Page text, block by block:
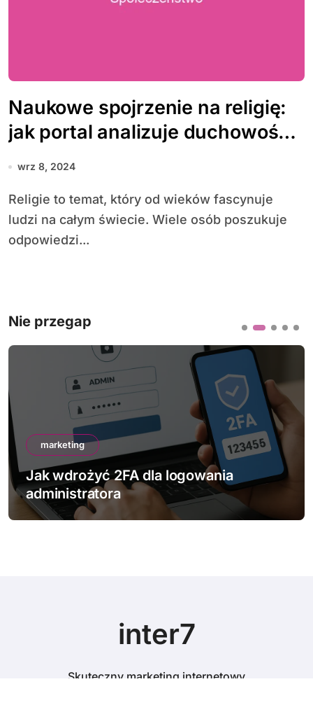
Naukowe spojrzenie na religię:
jak portal analizuje duchowość i
jej wpływ na społeczeństwo
wrz 8, 2024
Religie to temat, który od wieków fascynuje
ludzi na całym świecie. Wiele osób poszukuje
odpowiedzi...
Nie przegap
marketing
Jak wdrożyć 2FA dla logowania
administratora
inter7
Skuteczny marketing internetowy